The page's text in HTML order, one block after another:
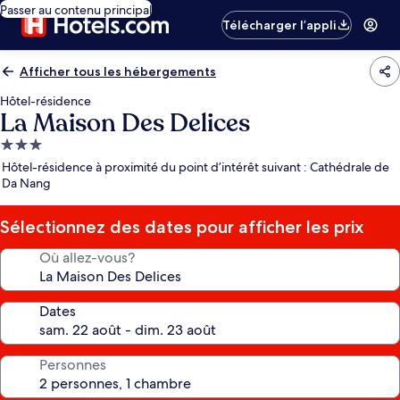
Passer au contenu principal
Télécharger l’appli
Afficher tous les hébergements
Hôtel-résidence
La Maison Des Delices
Hébergement
3.0 étoiles
Hôtel-résidence à proximité du point d’intérêt suivant : Cathédrale de
Da Nang
Sélectionnez des dates pour afficher les prix
Où allez-vous?
Dates
Personnes